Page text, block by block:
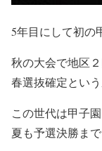
5年目にして初の
秋の大会で地区
春選抜確定という
この世代は甲子
夏も予選決勝まで